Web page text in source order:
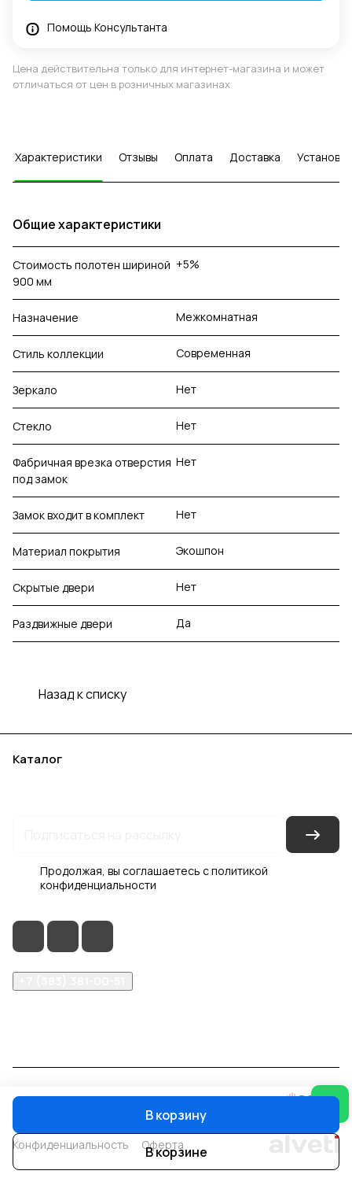
В корзину
В корзине
Помощь Консультанта
Цена действительна только для интернет-магазина и может
отличаться от цен в розничных магазинах
Характеристики Отзывы Оплата Доставка Установка
Общие характеристики
Стоимость полотен шириной
900 мм
+5%
Назначение Межкомнатная
Стиль коллекции Современная
Зеркало Нет
Стекло Нет
Фабричная врезка отверстия
под замок
Нет
Замок входит в комплект Нет
Материал покрытия Экошпон
Скрытые двери Нет
Раздвижные двери Да
Назад к списку
Каталог
Продолжая, вы соглашаетесь сполитикой
конфиденциальности
© 2026 Интер-Двери
Конфиденциальность Оферта